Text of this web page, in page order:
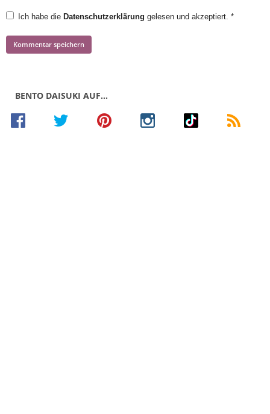
Ich habe die Datenschutzerklärung gelesen und akzeptiert. *
BENTO DAISUKI AUF…